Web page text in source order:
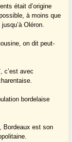
était d’origine
à moins que
Oléron.
on dit peut-
c’est avec
bordelaise
Bordeaux est son